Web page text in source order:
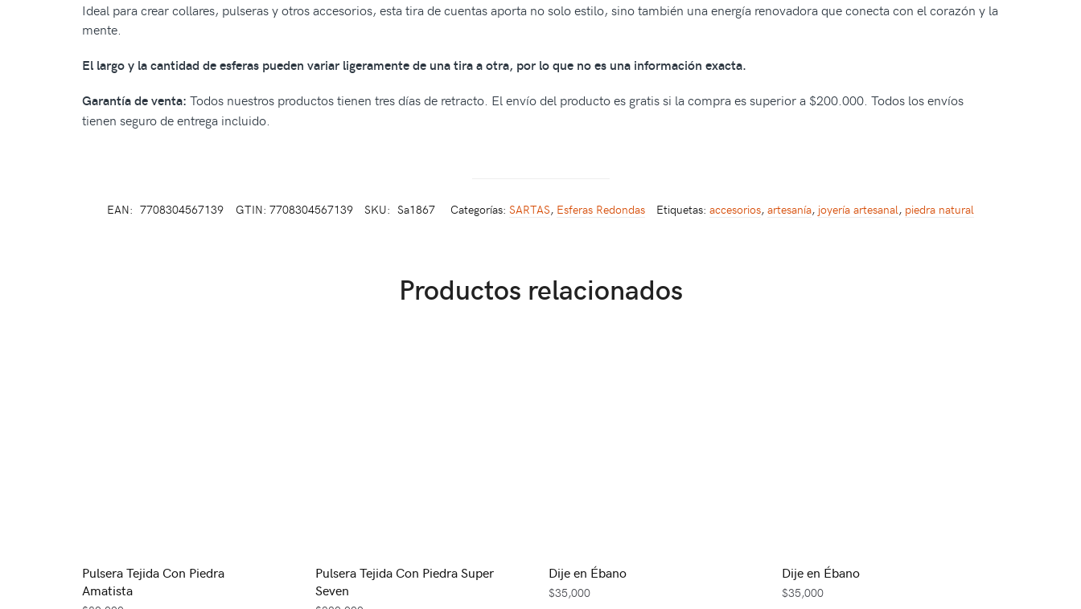
Ideal para crear collares, pulseras y otros accesorios, esta tira de cuentas aporta no solo estilo, sino también una energía renovadora que conecta con el corazón y la
mente.
El largo y la cantidad de esferas pueden variar ligeramente de una tira a otra, por lo que no es una información exacta.
Garantía de venta: Todos nuestros productos tienen tres días de retracto. El envío del producto es gratis si la compra es superior a $200.000. Todos los envíos
tienen seguro de entrega incluido.
EAN: 7708304567139 GTIN: 7708304567139 SKU: Sa1867 Categorías: SARTAS, Esferas Redondas Etiquetas: accesorios, artesanía, joyería artesanal, piedra natural
Productos relacionados
Pulsera Tejida Con Piedra
Amatista
Pulsera Tejida Con Piedra Super
Seven
Dije en Ébano
$35,000
Dije en Ébano
$35,000